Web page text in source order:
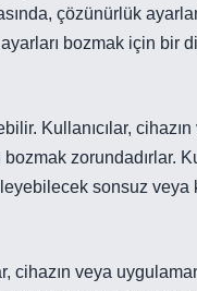
çözünürlük
ayarları bozmak için bir
Kullanıcılar,
zorundadırlar.
sonsuz
cihazın veya